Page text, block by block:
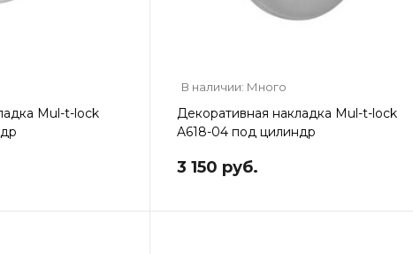
Mul-t-lock
В наличии: Много
Декоративная накладка Mul-t-lock
A618-04 под цилиндр
3 150 руб.